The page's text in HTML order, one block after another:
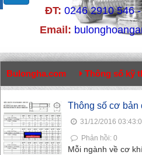
ĐT: 0246 2910 546
Email:
Bulongha.com Thông số kỹ
Thông số cơ bản
31/12/2016
Phản hồi: 0
Mỗi ngành về cơ